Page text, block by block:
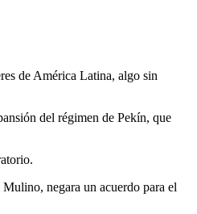
de América Latina, algo sin
del régimen de Pekín, que
negara un acuerdo para el